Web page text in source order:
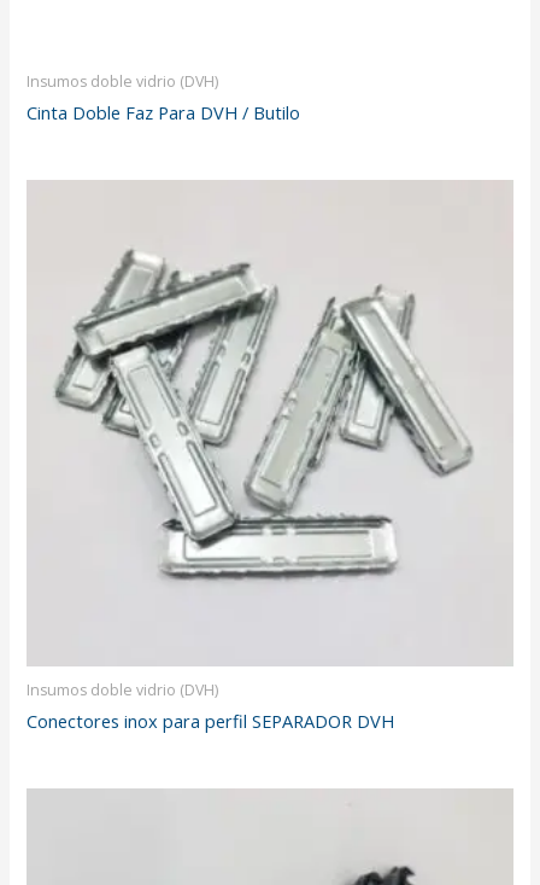
Insumos doble vidrio (DVH)
Cinta Doble Faz Para DVH / Butilo
Insumos doble vidrio (DVH)
Conectores inox para perfil SEPARADOR DVH